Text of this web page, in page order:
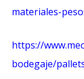
materiales-
https://
bodegaje/